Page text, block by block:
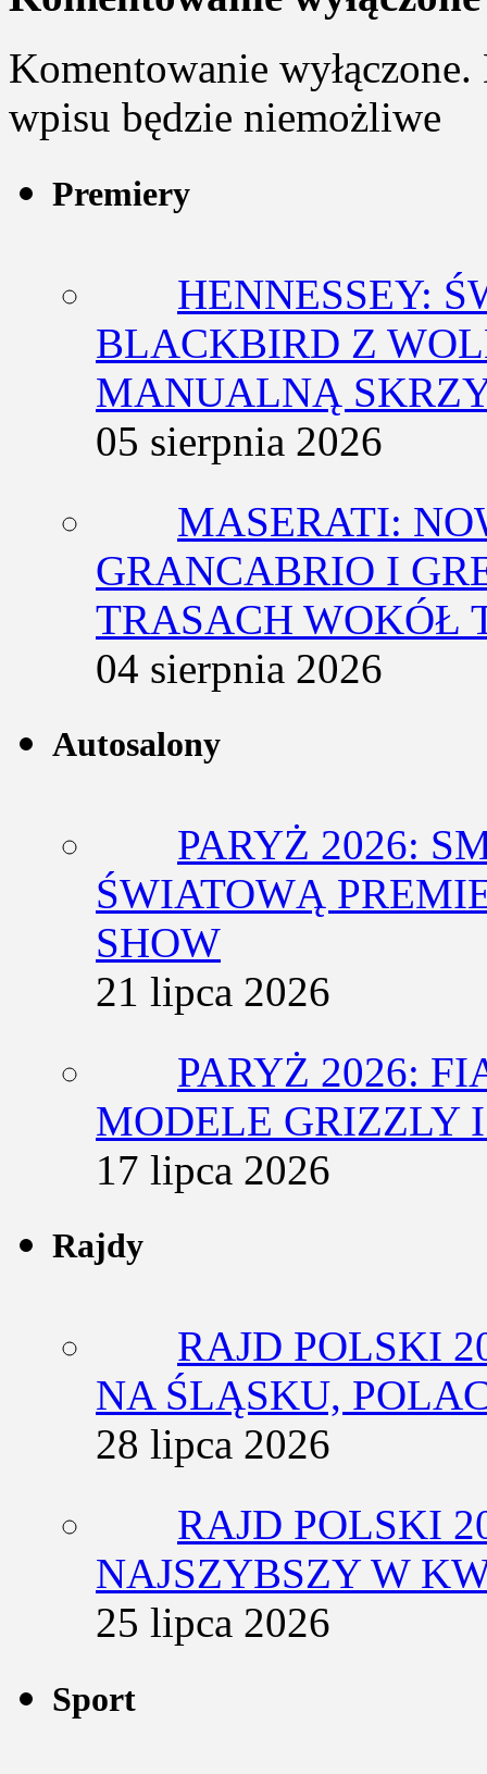
Komentowanie
wpisu będzie niemożliwe
Premiery
HENNESSEY:
BLACKBIRD Z
MANUALNĄ
05 sierpnia 2026
MASERATI:
GRANCABRIO I
TRASACH WOKÓŁ
04 sierpnia 2026
Autosalony
PARYŻ 2026:
ŚWIATOWĄ
SHOW
21 lipca 2026
PARYŻ 2026:
MODELE GRIZZLY
17 lipca 2026
Rajdy
RAJD POLSKI
NA ŚLĄSKU,
28 lipca 2026
RAJD POLSKI
NAJSZYBSZY W
25 lipca 2026
Sport